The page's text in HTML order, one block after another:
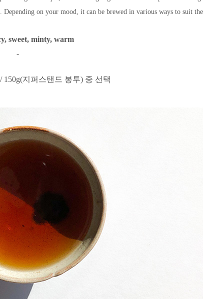
Depending on your mood, it can be brewed in various ways to suit
sweet, minty, warm
-
150g(지퍼스탠드 봉투) 중 선택